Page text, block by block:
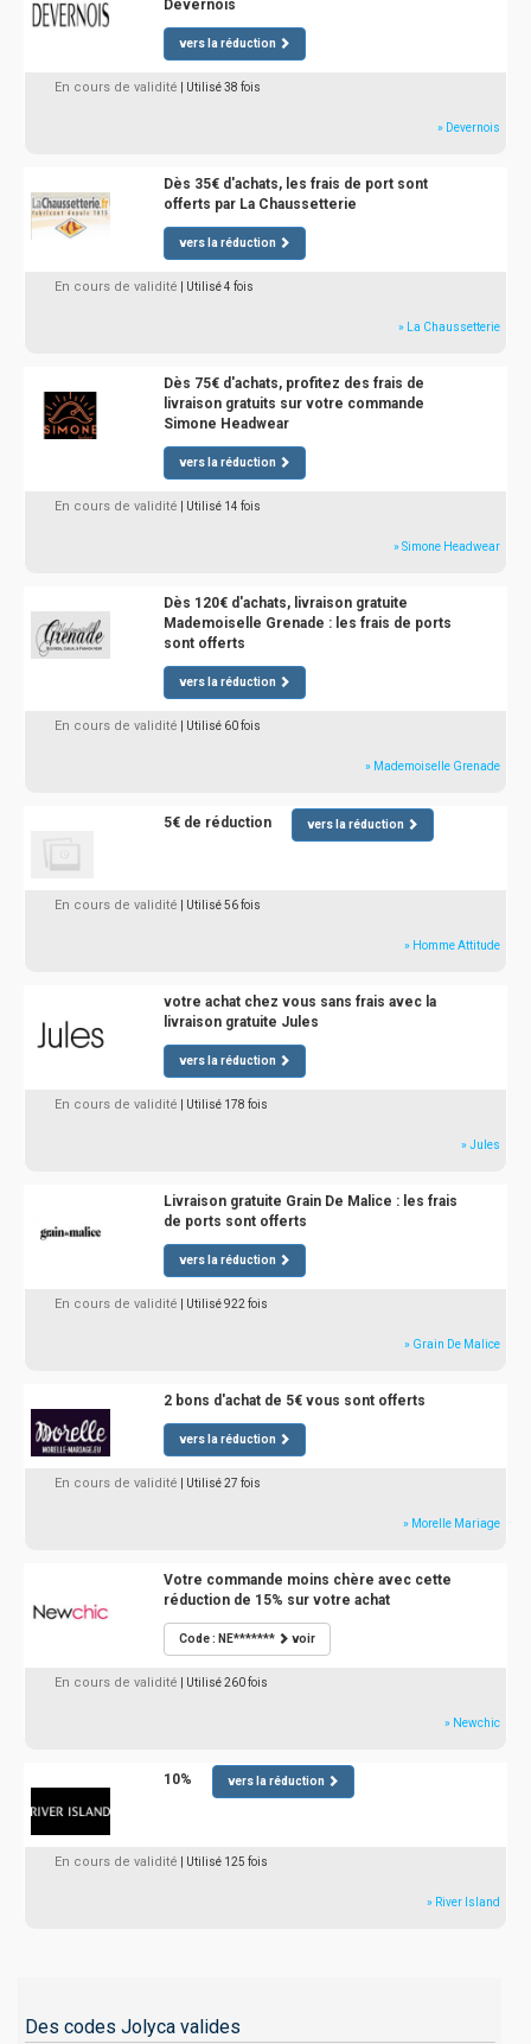
Devernois
vers la réduction
En cours de validité | Utilisé 38 fois
» Devernois
Dès 35€ d'achats, les frais de port sont
offerts par La Chaussetterie
vers la réduction
En cours de validité | Utilisé 4 fois
» La Chaussetterie
Dès 75€ d'achats, profitez des frais de
livraison gratuits sur votre commande
Simone Headwear
vers la réduction
En cours de validité | Utilisé 14 fois
» Simone Headwear
Dès 120€ d'achats, livraison gratuite
Mademoiselle Grenade : les frais de ports
sont offerts
vers la réduction
En cours de validité | Utilisé 60 fois
» Mademoiselle Grenade
5€ de réduction vers la réduction
En cours de validité | Utilisé 56 fois
» Homme Attitude
votre achat chez vous sans frais avec la
livraison gratuite Jules
vers la réduction
En cours de validité | Utilisé 178 fois
» Jules
Livraison gratuite Grain De Malice : les frais
de ports sont offerts
vers la réduction
En cours de validité | Utilisé 922 fois
» Grain De Malice
2 bons d'achat de 5€ vous sont offerts
vers la réduction
En cours de validité | Utilisé 27 fois
» Morelle Mariage
Votre commande moins chère avec cette
réduction de 15% sur votre achat
Code : NE******* voir
En cours de validité | Utilisé 260 fois
» Newchic
10% vers la réduction
En cours de validité | Utilisé 125 fois
» River Island
Des codes Jolyca valides